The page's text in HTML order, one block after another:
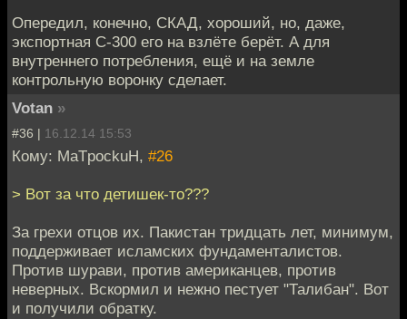
Опередил, конечно, СКАД, хороший, но, даже,
экспортная С-300 его на взлёте берёт. А для
внутреннего потребления, ещё и на земле
контрольную воронку сделает.
Votan »
#36 | 16.12.14 15:53
Кому: MaTpockuH, #26
> Вот за что детишек-то???
За грехи отцов их. Пакистан тридцать лет, минимум,
поддерживает исламских фундаменталистов.
Против шурави, против американцев, против
неверных. Вскормил и нежно пестует "Талибан". Вот
и получили обратку.